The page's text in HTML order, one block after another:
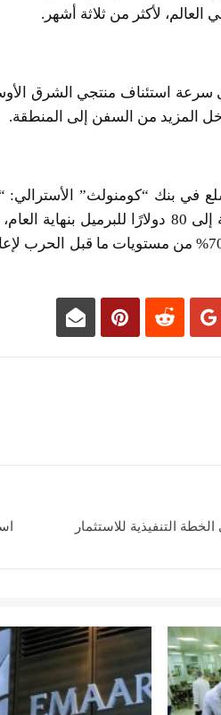
العالم، لأكثر من ثلاثة أشهر.
استئناف منتجي الشرق
المزيد من السفن إلى المنطقة.
في بنك “كومنولث”
لوصول أسعار خام برنت الآجلة إلى 80
هرمز تحتاج فقط إلى بلوغ 60-70% من
التنفيذية للاستثمار